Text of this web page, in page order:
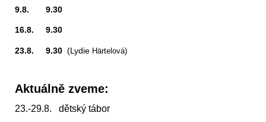
9.8. 9.30
16.8. 9.30
23.8. 9.30 (Lydie Härtelová)
Aktuálně zveme:
23.-29.8. dětský tábor